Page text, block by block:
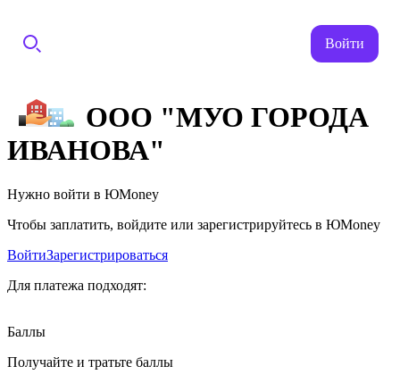
Войти
ООО "МУО ГОРОДА
ИВАНОВА"
Нужно войти в ЮMoney
Чтобы заплатить, войдите или зарегистрируйтесь в ЮMoney
ВойтиЗарегистрироваться
Для платежа подходят:
Баллы
Получайте и тратьте баллы